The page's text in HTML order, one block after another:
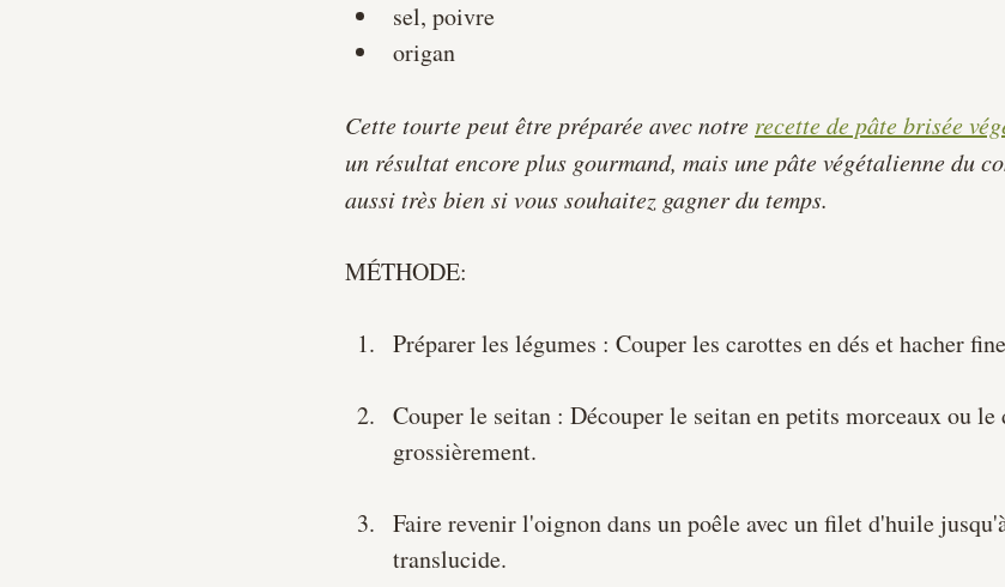
sel, poivre
origan
Cette tourte peut être préparée avec notre recette de pâte brisée
un résultat encore plus gourmand, mais une pâte végétalienne du
aussi très bien si vous souhaitez gagner du temps.
MÉTHODE:
Préparer les légumes : Couper les carottes en dés et hacher
Couper le seitan : Découper le seitan en petits morceaux ou le
grossièrement.
Faire revenir l'oignon dans un poêle avec un filet d'huile
translucide.